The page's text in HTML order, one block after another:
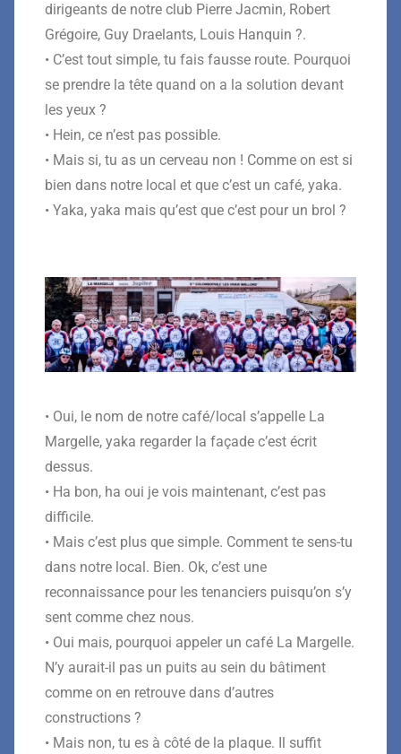
dirigeants de notre club Pierre Jacmin, Robert
Grégoire, Guy Draelants, Louis Hanquin ?.
• C’est tout simple, tu fais fausse route. Pourquoi
se prendre la tête quand on a la solution devant
les yeux ?
• Hein, ce n’est pas possible.
• Mais si, tu as un cerveau non ! Comme on est si
bien dans notre local et que c’est un café, yaka.
• Yaka, yaka mais qu’est que c’est pour un brol ?
• Oui, le nom de notre café/local s’appelle La
Margelle, yaka regarder la façade c’est écrit
dessus.
• Ha bon, ha oui je vois maintenant, c’est pas
difficile.
• Mais c’est plus que simple. Comment te sens-tu
dans notre local. Bien. Ok, c’est une
reconnaissance pour les tenanciers puisqu’on s’y
sent comme chez nous.
• Oui mais, pourquoi appeler un café La Margelle.
N’y aurait-il pas un puits au sein du bâtiment
comme on en retrouve dans d’autres
constructions ?
• Mais non, tu es à côté de la plaque. Il suffit